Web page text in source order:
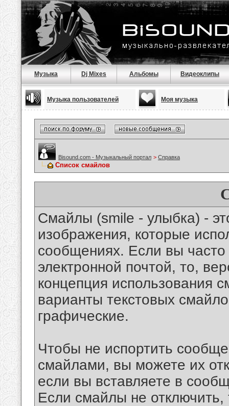
Музыка Dj Mixes Альбомы Видеоклипы
Музыка пользователей Моя музыка
Bisound.com - Музыкальный портал > Справка
Список смайлов
Смайлы (smile - улыбка) -
изображения, которые
сообщениях. Если вы часто
электронной почтой, то,
концепция использования
варианты текстовых
графические.
Чтобы не испортить
смайлами, вы можете их
если вы вставляете в
Если смайлы не отключить,